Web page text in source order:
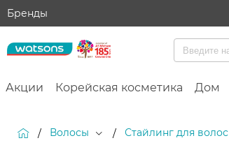
Бренды
Акции Корейская косметика Дом
/ Волосы / Стайлинг для волос